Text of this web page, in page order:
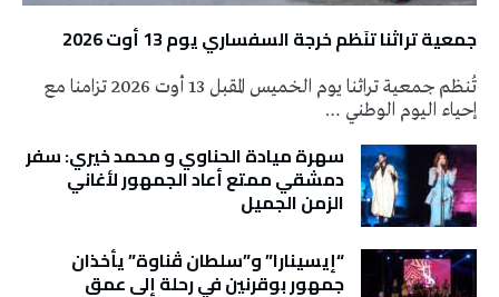
جمعية تراثنا تنَظم خرجة السفساري يوم 13 أوت 2026
تُنظم جمعية تراثنا يوم الخميس المقبل 13 أوت 2026 تزامنا مع
إحياء اليوم الوطني …
سهرة ميادة الحناوي و محمد خيري: سفر
دمشقي ممتع أعاد الجمهور لأغاني
الزمن الجميل
“إيسينارا” و”سلطان ڤناوة” يأخذان
جمهور بوقرنين في رحلة إلى عمق